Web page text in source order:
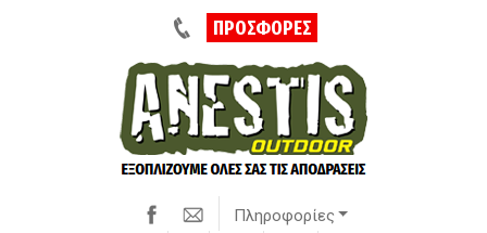
ΠΡΟΣΦΟΡΕΣ
Πληροφορίες